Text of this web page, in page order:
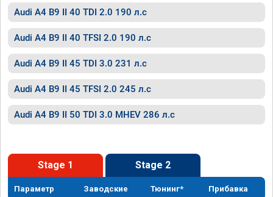
Audi A4 B9 II 40 TDI 2.0 190 л.с
Audi A4 B9 II 40 TFSI 2.0 190 л.с
Audi A4 B9 II 45 TDI 3.0 231 л.с
Audi A4 B9 II 45 TFSI 2.0 245 л.с
Audi A4 B9 II 50 TDI 3.0 MHEV 286 л.с
Stage 1 Stage 2
Параметр Заводские Тюнинг* Прибавка